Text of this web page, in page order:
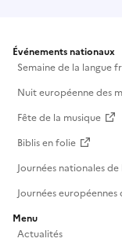
Événements nationaux
Semaine de la langue
Nuit européenne des
Fête de la musique
Biblis en folie
Journées nationales
Journées
Menu
Actualités